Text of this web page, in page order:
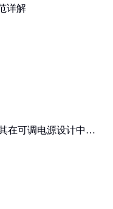
详解
在可调电源设计中的